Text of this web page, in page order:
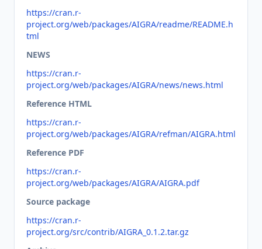
https://cran.r-
project.org/web/packages/AIGRA/readme/README.h
tml
NEWS
https://cran.r-
project.org/web/packages/AIGRA/news/news.html
Reference HTML
https://cran.r-
project.org/web/packages/AIGRA/refman/AIGRA.html
Reference PDF
https://cran.r-
project.org/web/packages/AIGRA/AIGRA.pdf
Source package
https://cran.r-
project.org/src/contrib/AIGRA_0.1.2.tar.gz